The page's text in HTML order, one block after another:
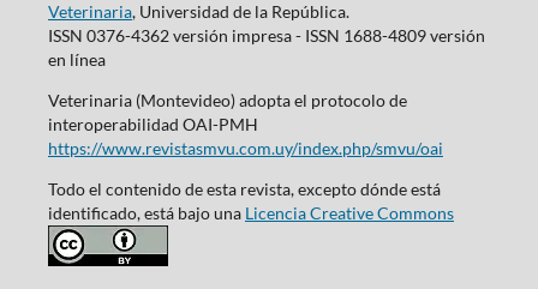
Veterinaria, Universidad de la República.
ISSN 0376-4362 versión impresa - ISSN 1688-4809 versión
en línea
Veterinaria (Montevideo) adopta el protocolo de
interoperabilidad OAI-PMH
https://www.revistasmvu.com.uy/index.php/smvu/oai
Todo el contenido de esta revista, excepto dónde está
identificado, está bajo una Licencia Creative Commons